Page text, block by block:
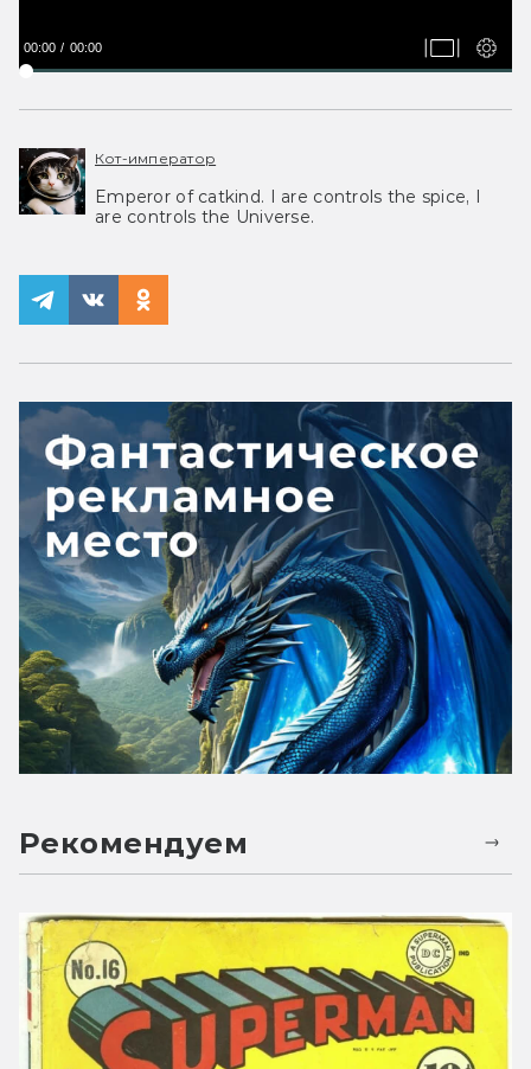
00:00 00:00
Кот-император
Emperor of catkind. I are controls the spice, I
are controls the Universe.
Рекомендуем